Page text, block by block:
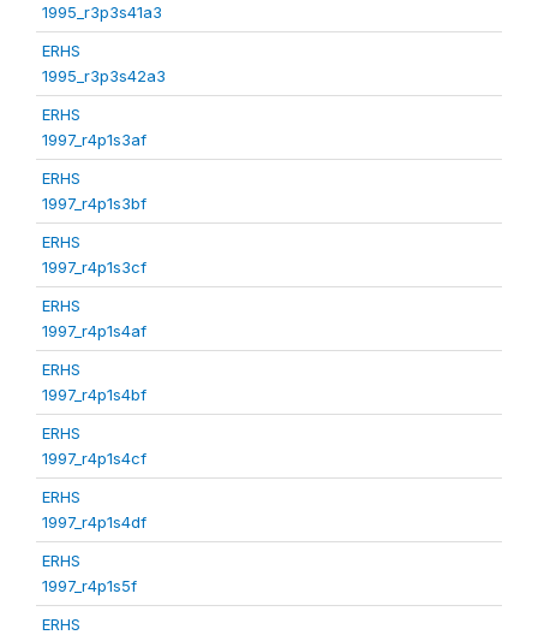
1995_r3p3s41a3
ERHS
1995_r3p3s42a3
ERHS
1997_r4p1s3af
ERHS
1997_r4p1s3bf
ERHS
1997_r4p1s3cf
ERHS
1997_r4p1s4af
ERHS
1997_r4p1s4bf
ERHS
1997_r4p1s4cf
ERHS
1997_r4p1s4df
ERHS
1997_r4p1s5f
ERHS